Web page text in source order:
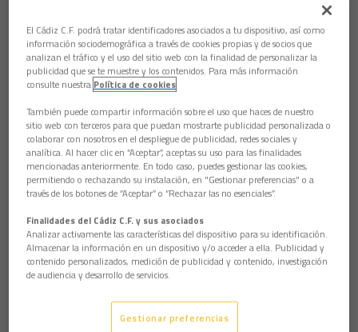
Marcos Mauro: "Intentamos contrarrestar a un
El Cádiz C.F. podrá tratar identificadores asociados a tu dispositivo, así como
información sociodemográfica a través de cookies propias y de socios que
analizan el tráfico y el uso del sitio web con la finalidad de personalizar la
publicidad que se te muestre y los contenidos. Para más información
consulte nuestra Política de cookies
También puede compartir información sobre el uso que haces de nuestro
sitio web con terceros para que puedan mostrarte publicidad personalizada o
colaborar con nosotros en el despliegue de publicidad, redes sociales y
analítica. Al hacer clic en “Aceptar”, aceptas su uso para las finalidades
mencionadas anteriormente. En todo caso, puedes gestionar las cookies,
permitiendo o rechazando su instalación, en "Gestionar preferencias" o a
través de los botones de “Aceptar” o “Rechazar las no esenciales”.
Finalidades del Cádiz C.F. y sus asociados
Analizar activamente las características del dispositivo para su identificación.
Almacenar la información en un dispositivo y/o acceder a ella. Publicidad y
contenido personalizados, medición de publicidad y contenido, investigación
de audiencia y desarrollo de servicios.
Gestionar preferencias